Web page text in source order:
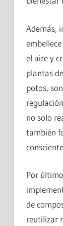
Además,
el aire y
plantas
potos,
no solo
también
Por
de
reutilizar